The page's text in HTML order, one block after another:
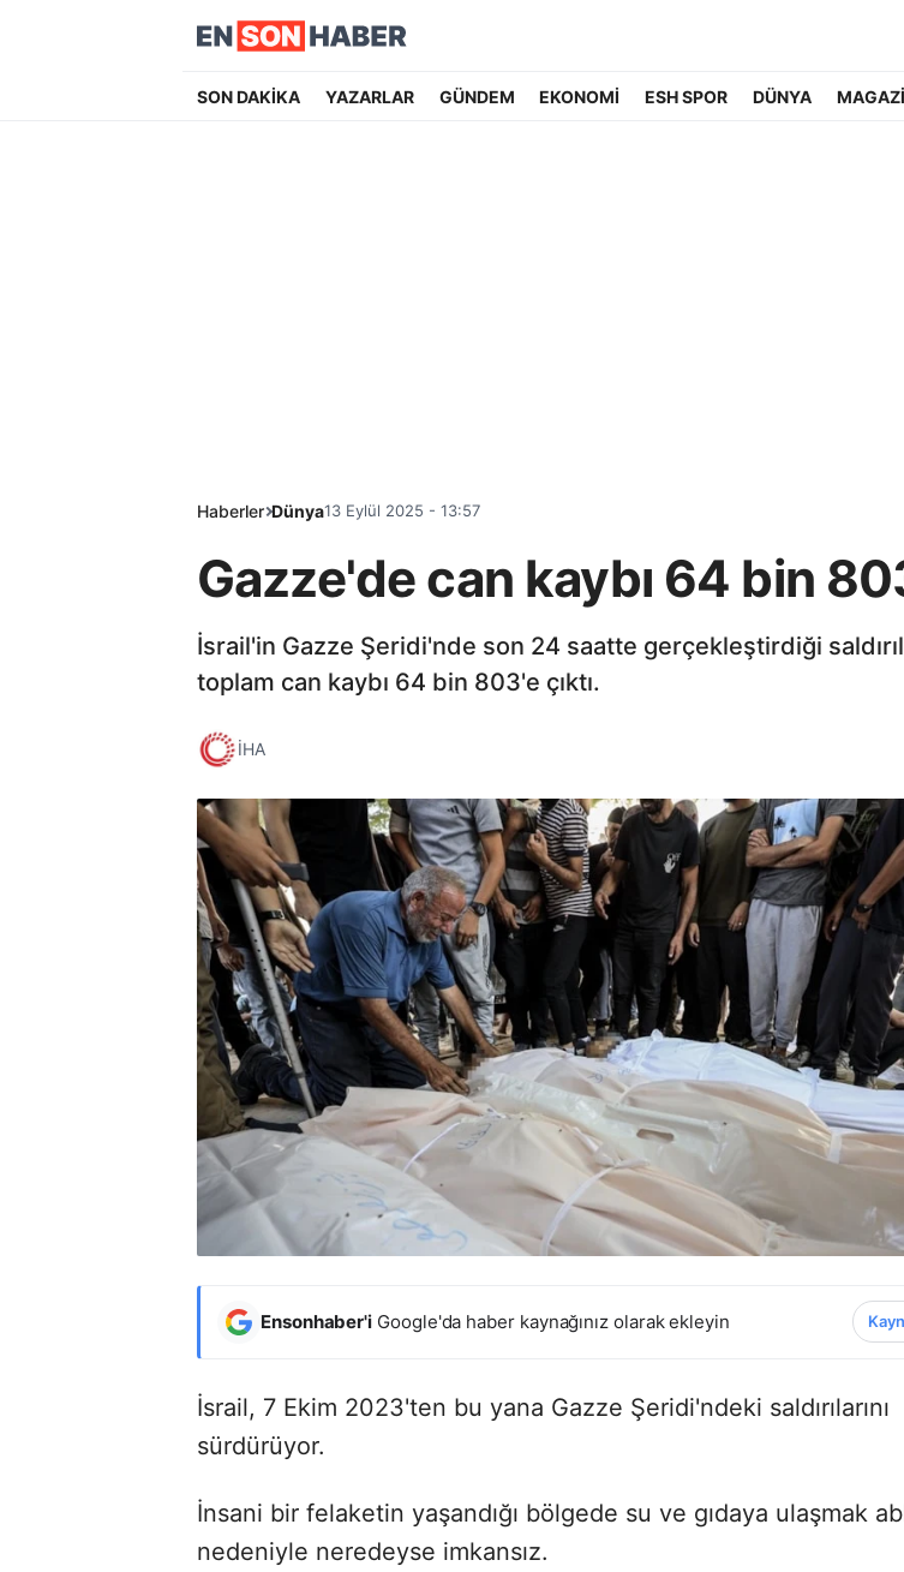
SON DAKİKA YAZARLAR GÜNDEM EKONOMİ ESH SPOR DÜNYA
Haberler Dünya13 Eylül 2025 - 13:57
Gazze'de can kaybı 64 bin
İsrail'in Gazze Şeridi'nde son 24 saatte gerçekleştirdiği
toplam can kaybı 64 bin 803'e çıktı.
İHA
Ensonhaber'i Google'da haber kaynağınız olarak ekleyin
İsrail, 7 Ekim 2023'ten bu yana Gazze Şeridi'ndeki saldırılarını
sürdürüyor.
İnsani bir felaketin yaşandığı bölgede su ve gıdaya ulaşmak
nedeniyle neredeyse imkansız.